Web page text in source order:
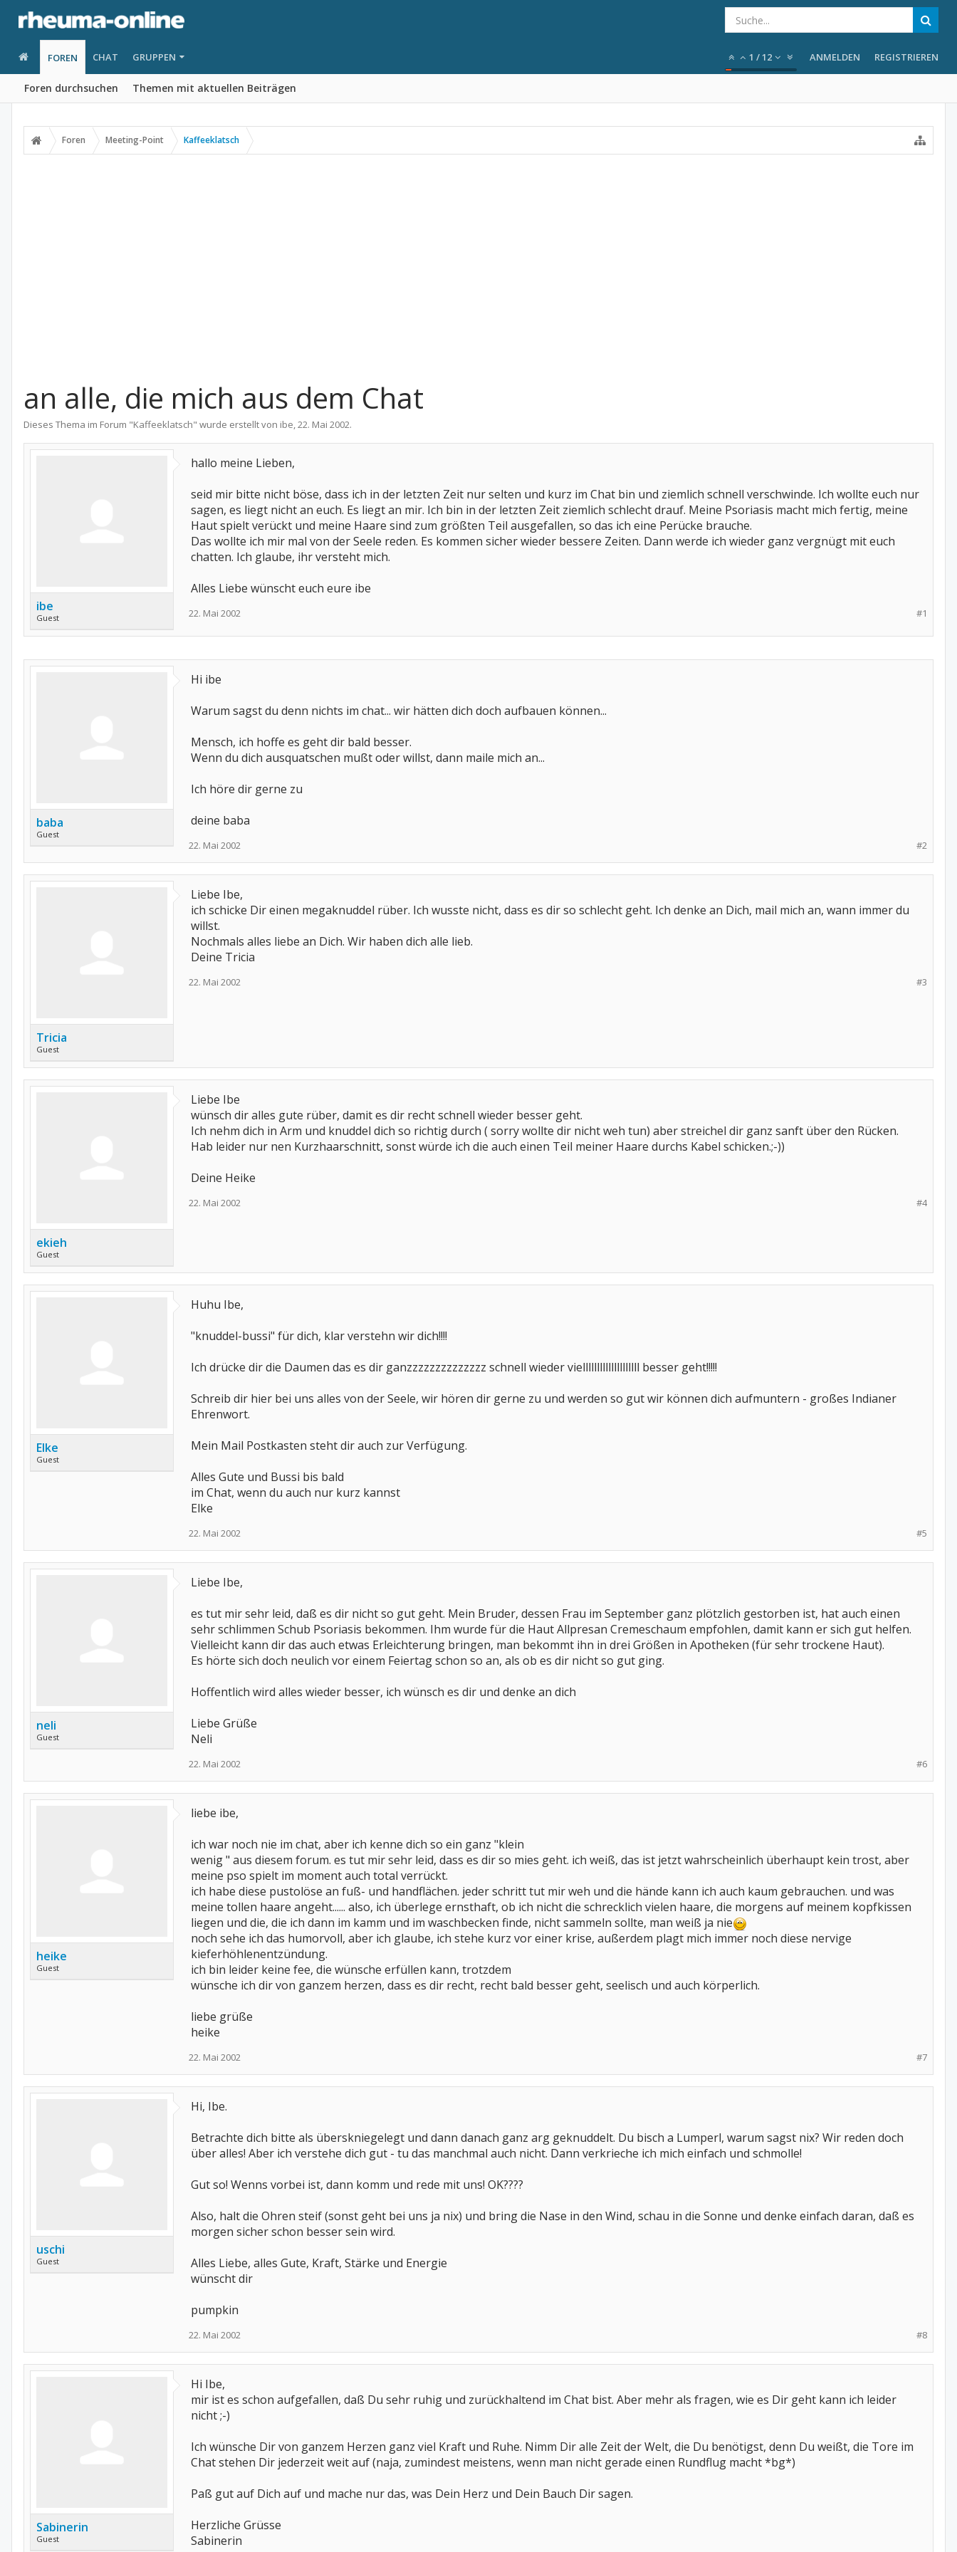
FOREN
Foren durchsuchen Themen mit aktuellen Beiträgen
CHAT GRUPPEN 1 /12 ANMELDEN REGISTRIEREN
Foren Meeting-Point Kaffeeklatsch
an alle, die mich aus dem Chat
Dieses Thema im Forum "Kaffeeklatsch" wurde erstellt von ibe,22. Mai 2002.
ibe
Guest
hallo meine Lieben,
seid mir bitte nicht böse, dass ich in der letzten Zeit nur selten und kurz im Chat bin und ziemlich schnell verschwinde. Ich wollte euch nur
sagen, es liegt nicht an euch. Es liegt an mir. Ich bin in der letzten Zeit ziemlich schlecht drauf. Meine Psoriasis macht mich fertig, meine
Haut spielt verückt und meine Haare sind zum größten Teil ausgefallen, so das ich eine Perücke brauche.
Das wollte ich mir mal von der Seele reden. Es kommen sicher wieder bessere Zeiten. Dann werde ich wieder ganz vergnügt mit euch
chatten. Ich glaube, ihr versteht mich.
Alles Liebe wünscht euch eure ibe
#1
22. Mai 2002
baba
Guest
Hi ibe
Warum sagst du denn nichts im chat... wir hätten dich doch aufbauen können...
Mensch, ich hoffe es geht dir bald besser.
Wenn du dich ausquatschen mußt oder willst, dann maile mich an...
Ich höre dir gerne zu
deine baba
#2
22. Mai 2002
Tricia
Guest
Liebe Ibe,
ich schicke Dir einen megaknuddel rüber. Ich wusste nicht, dass es dir so schlecht geht. Ich denke an Dich, mail mich an, wann immer du
willst.
Nochmals alles liebe an Dich. Wir haben dich alle lieb.
Deine Tricia
#3
22. Mai 2002
ekieh
Guest
Liebe Ibe
wünsch dir alles gute rüber, damit es dir recht schnell wieder besser geht.
Ich nehm dich in Arm und knuddel dich so richtig durch ( sorry wollte dir nicht weh tun) aber streichel dir ganz sanft über den Rücken.
Hab leider nur nen Kurzhaarschnitt, sonst würde ich die auch einen Teil meiner Haare durchs Kabel schicken.;-))
Deine Heike
#4
22. Mai 2002
Elke
Guest
Huhu Ibe,
"knuddel-bussi" für dich, klar verstehn wir dich!!!!
Ich drücke dir die Daumen das es dir ganzzzzzzzzzzzzzz schnell wieder viellllllllllllllllllll besser geht!!!!!
Schreib dir hier bei uns alles von der Seele, wir hören dir gerne zu und werden so gut wir können dich aufmuntern - großes Indianer
Ehrenwort.
Mein Mail Postkasten steht dir auch zur Verfügung.
Alles Gute und Bussi bis bald
im Chat, wenn du auch nur kurz kannst
Elke
#5
22. Mai 2002
neli
Guest
Liebe Ibe,
es tut mir sehr leid, daß es dir nicht so gut geht. Mein Bruder, dessen Frau im September ganz plötzlich gestorben ist, hat auch einen
sehr schlimmen Schub Psoriasis bekommen. Ihm wurde für die Haut Allpresan Cremeschaum empfohlen, damit kann er sich gut helfen.
Vielleicht kann dir das auch etwas Erleichterung bringen, man bekommt ihn in drei Größen in Apotheken (für sehr trockene Haut).
Es hörte sich doch neulich vor einem Feiertag schon so an, als ob es dir nicht so gut ging.
Hoffentlich wird alles wieder besser, ich wünsch es dir und denke an dich
Liebe Grüße
Neli
#6
22. Mai 2002
heike
Guest
liebe ibe,
ich war noch nie im chat, aber ich kenne dich so ein ganz "klein
wenig " aus diesem forum. es tut mir sehr leid, dass es dir so mies geht. ich weiß, das ist jetzt wahrscheinlich überhaupt kein trost, aber
meine pso spielt im moment auch total verrückt.
ich habe diese pustolöse an fuß- und handflächen. jeder schritt tut mir weh und die hände kann ich auch kaum gebrauchen. und was
meine tollen haare angeht...... also, ich überlege ernsthaft, ob ich nicht die schrecklich vielen haare, die morgens auf meinem kopfkissen
liegen und die, die ich dann im kamm und im waschbecken finde, nicht sammeln sollte, man weiß ja nie
noch sehe ich das humorvoll, aber ich glaube, ich stehe kurz vor einer krise, außerdem plagt mich immer noch diese nervige
kieferhöhlenentzündung.
ich bin leider keine fee, die wünsche erfüllen kann, trotzdem
wünsche ich dir von ganzem herzen, dass es dir recht, recht bald besser geht, seelisch und auch körperlich.
liebe grüße
heike
#7
22. Mai 2002
uschi
Guest
Hi, Ibe.
Betrachte dich bitte als überskniegelegt und dann danach ganz arg geknuddelt. Du bisch a Lumperl, warum sagst nix? Wir reden doch
über alles! Aber ich verstehe dich gut - tu das manchmal auch nicht. Dann verkrieche ich mich einfach und schmolle!
Gut so! Wenns vorbei ist, dann komm und rede mit uns! OK????
Also, halt die Ohren steif (sonst geht bei uns ja nix) und bring die Nase in den Wind, schau in die Sonne und denke einfach daran, daß es
morgen sicher schon besser sein wird.
Alles Liebe, alles Gute, Kraft, Stärke und Energie
wünscht dir
pumpkin
#8
22. Mai 2002
Sabinerin
Guest
Hi Ibe,
mir ist es schon aufgefallen, daß Du sehr ruhig und zurückhaltend im Chat bist. Aber mehr als fragen, wie es Dir geht kann ich leider
nicht ;-)
Ich wünsche Dir von ganzem Herzen ganz viel Kraft und Ruhe. Nimm Dir alle Zeit der Welt, die Du benötigst, denn Du weißt, die Tore im
Chat stehen Dir jederzeit weit auf (naja, zumindest meistens, wenn man nicht gerade einen Rundflug macht *bg*)
Paß gut auf Dich auf und mache nur das, was Dein Herz und Dein Bauch Dir sagen.
Herzliche Grüsse
Sabinerin